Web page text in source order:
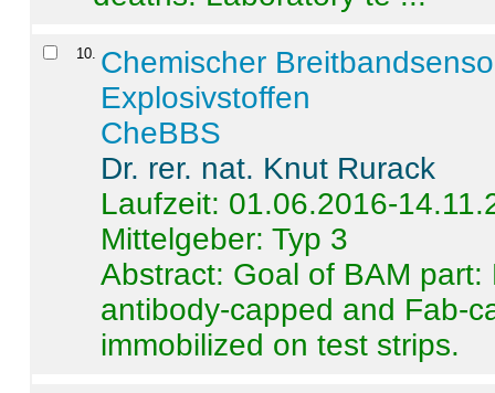
10 Chemischer
Explosivstoffen
CheBBS
Dr. rer. nat. Knut Rurack
Laufzeit: 01.06.2016-
Mittelgeber: Typ 3
Abstract: Goal of BAM
antibody-capped and Fab-
immobilized on test strips.